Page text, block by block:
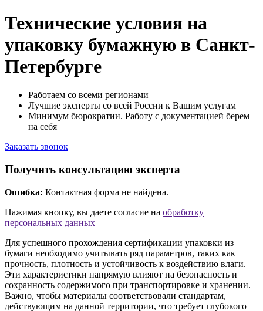
Технические условия на
упаковку бумажную в Санкт-
Петербурге
Работаем со всеми регионами
Лучшие эксперты со всей России к Вашим услугам
Минимум бюрократии. Работу с документацией берем
на себя
Заказать звонок
Получить консультацию эксперта
Ошибка: Контактная форма не найдена.
Нажимая кнопку, вы даете согласие на обработку
персональных данных
Для успешного прохождения сертификации упаковки из
бумаги необходимо учитывать ряд параметров, таких как
прочность, плотность и устойчивость к воздействию влаги.
Эти характеристики напрямую влияют на безопасность и
сохранность содержимого при транспортировке и хранении.
Важно, чтобы материалы соответствовали стандартам,
действующим на данной территории, что требует глубокого